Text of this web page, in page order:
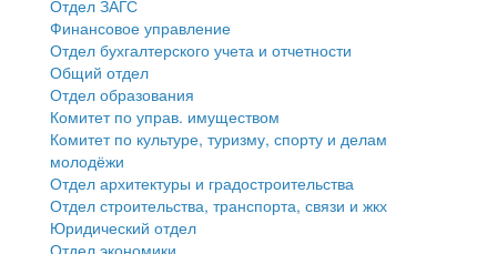
Государственные услуги
Промышленность и АПК
Экономика и бизнес
Символика
Устав
Гостям округа
Туризм
Культура
муниципального округа Тверской области
Администрация Кашинского муниципального округа
Тверской области
Управление сельскими территориями
Открытые данные
Финансовое управление
Бюджет для граждан
Имущество
Выявление правообладателей ранее учтенных
объектов недвижимости
Отдел ЗАГС
Финансовое управление
Отдел бухгалтерского учета и отчетности
Общий отдел
Отдел образования
Комитет по управ. имуществом
Комитет по культуре, туризму, спорту и делам
молодёжи
Отдел архитектуры и градостроительства
Отдел строительства, транспорта, связи и жкх
Юридический отдел
Отдел экономики